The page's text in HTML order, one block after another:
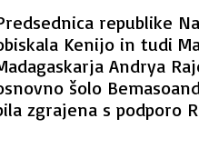
republike
Kenijo in tudi
Andrya
šolo
zgrajena s podporo